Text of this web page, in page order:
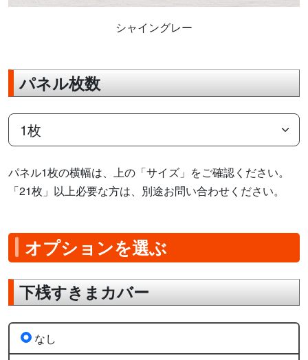
シャイングレー
パネル枚数
パネル1枚の横幅は、上の「サイズ」をご確認ください。
「21枚」以上必要な方は、別途お問い合わせください。
オプションを選ぶ
下桟すきまカバー
なし